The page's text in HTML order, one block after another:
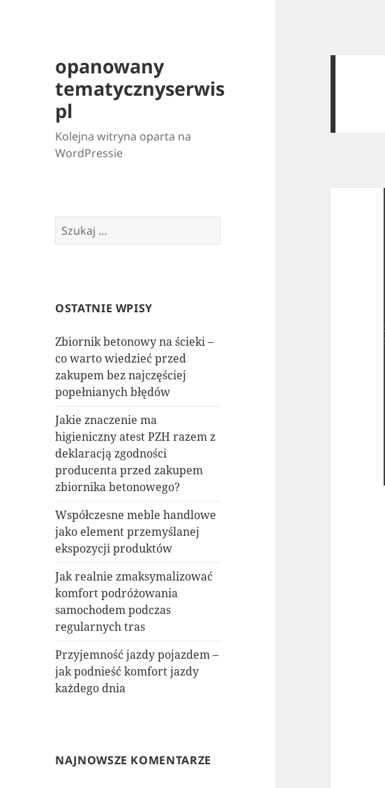
opanowany
tematycznyserwis
pl
Kolejna witryna oparta na
WordPressie
Szukaj:
OSTATNIE WPISY
Zbiornik betonowy na ścieki –
co warto wiedzieć przed
zakupem bez najczęściej
popełnianych błędów
Jakie znaczenie ma
higieniczny atest PZH razem z
deklaracją zgodności
producenta przed zakupem
zbiornika betonowego?
Współczesne meble handlowe
jako element przemyślanej
ekspozycji produktów
Jak realnie zmaksymalizować
komfort podróżowania
samochodem podczas
regularnych tras
Przyjemność jazdy pojazdem –
jak podnieść komfort jazdy
każdego dnia
NAJNOWSZE KOMENTARZE